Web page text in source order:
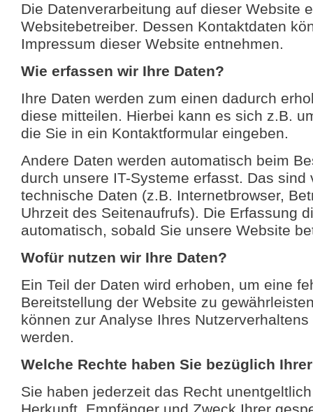
Die Datenverarbeitung auf dieser Website
Websitebetreiber. Dessen Kontaktdaten
Impressum dieser Website entnehmen.
Wie erfassen wir Ihre Daten?
Ihre Daten werden zum einen dadurch
diese mitteilen. Hierbei kann es sich z.B.
die Sie in ein Kontaktformular eingeben.
Andere Daten werden automatisch beim
durch unsere IT-Systeme erfasst. Das sind
technische Daten (z.B. Internetbrowser,
Uhrzeit des Seitenaufrufs). Die Erfassung
automatisch, sobald Sie unsere Website
Wofür nutzen wir Ihre Daten?
Ein Teil der Daten wird erhoben, um eine
Bereitstellung der Website zu
können zur Analyse Ihres
werden.
Welche Rechte haben Sie bezüglich
Sie haben jederzeit das Recht